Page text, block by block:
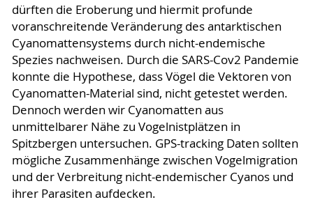
dürften die Eroberung und hiermit profunde
voranschreitende Veränderung des antarktischen
Cyanomattensystems durch nicht-endemische
Spezies nachweisen. Durch die SARS-Cov2 Pandemie
konnte die Hypothese, dass Vögel die Vektoren von
Cyanomatten-Material sind, nicht getestet werden.
Dennoch werden wir Cyanomatten aus
unmittelbarer Nähe zu Vogelnistplätzen in
Spitzbergen untersuchen. GPS-tracking Daten sollten
mögliche Zusammenhänge zwischen Vogelmigration
und der Verbreitung nicht-endemischer Cyanos und
ihrer Parasiten aufdecken.